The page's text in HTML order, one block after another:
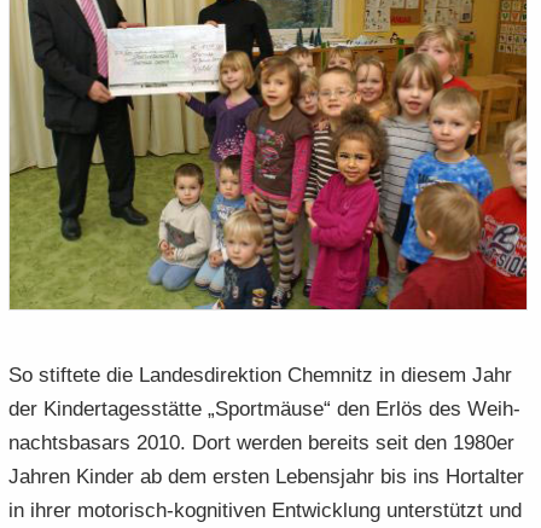
So stif­te­te die Lan­des­di­rek­ti­on Chem­nitz in die­sem Jahr
der Kin­der­ta­ges­stät­te „Sport­mäu­se“ den Erlös des Weih­
nachts­ba­sars 2010. Dort wer­den be­reits seit den 1980er
Jah­ren Kin­der ab dem ers­ten Le­bens­jahr bis ins Hor­tal­ter
in ihrer motorisch-​kognitiven Ent­wick­lung un­ter­stützt und